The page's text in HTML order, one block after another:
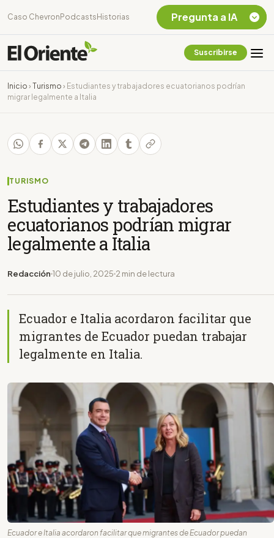
Caso Chevron Podcasts Historias
Suscribirse
Inicio › Turismo › Estudiantes y trabajadores ecuatorianos podrían
migrar legalmente a Italia
TURISMO
Estudiantes y trabajadores
ecuatorianos podrían migrar
legalmente a Italia
Redacción 10 de julio, 2025 2 min de lectura
Ecuador e Italia acordaron facilitar que
migrantes de Ecuador puedan trabajar
legalmente en Italia.
Ecuador e Italia acordaron facilitar que migrantes de Ecuador puedan
Pregunta a IA
Chevron Ecuador